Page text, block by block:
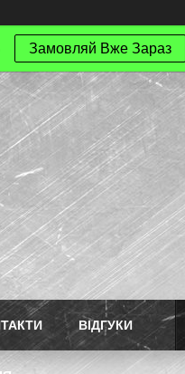
Замовляй Вже Зараз
ВІДГУКИ